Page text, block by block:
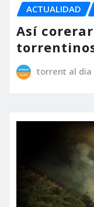
ACTUALIDAD
Así
torrent al dia